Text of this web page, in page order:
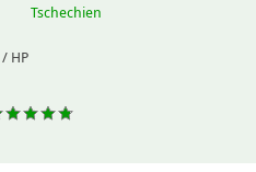
Tschechien
HP